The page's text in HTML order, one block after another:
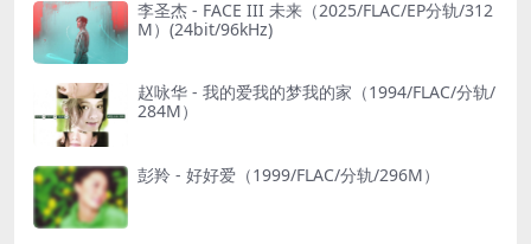
李圣杰 - FACE III 未来（2025/FLAC/EP分轨/312
M）(24bit/96kHz)
赵咏华 - 我的爱我的梦我的家（1994/FLAC/分轨/
284M）
彭羚 - 好好爱（1999/FLAC/分轨/296M）